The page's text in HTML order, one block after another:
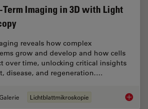
Term Imaging in 3D with Light
reveals how complex
grow and develop and how cells
over time, unlocking critical insights
disease, and regeneration.…
Galerie Lichtblattmikroskopie Focus